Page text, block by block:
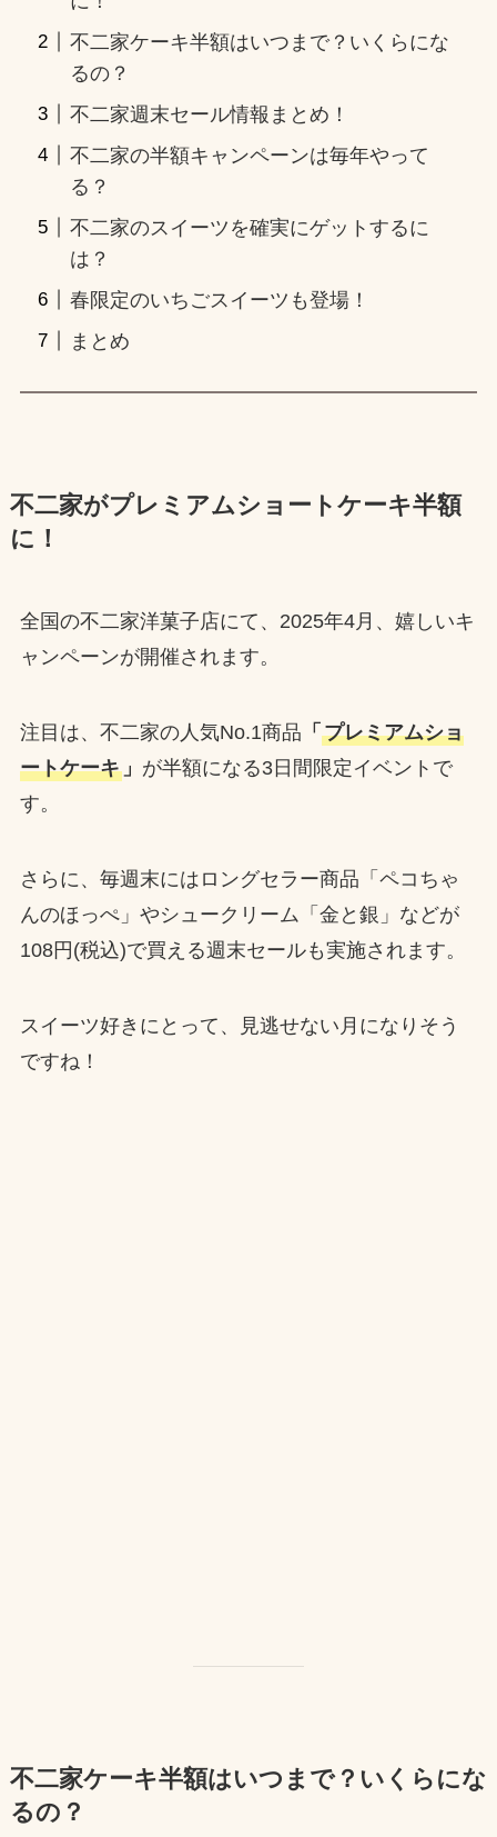
不二家ケーキ半額はいつまで？いくらにな
るの？
不二家週末セール情報まとめ！
不二家の半額キャンペーンは毎年やって
る？
不二家のスイーツを確実にゲットするに
は？
春限定のいちごスイーツも登場！
まとめ
不二家がプレミアムショートケーキ半額
に！
全国の不二家洋菓子店にて、2025年4月、嬉しいキ
ャンペーンが開催されます。
注目は、不二家の人気No.1商品 「 プレミアムショ
ートケーキ」 が半額になる3日間限定イベントで
す。
さらに、毎週末にはロングセラー商品「ペコちゃ
んのほっぺ」やシュークリーム「金と銀」などが
108円(税込)で買える週末セールも実施されます。
スイーツ好きにとって、見逃せない月になりそう
ですね！
不二家ケーキ半額はいつまで？いくらにな
るの？